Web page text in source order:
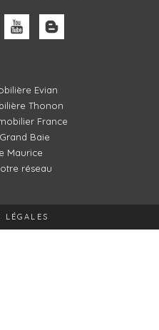
Evian
Thonon
France
Baie
Maurice
réseau
LÉGALES